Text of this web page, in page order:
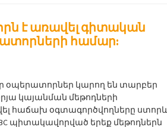
է առավել գիտական
համար:
օպերատորներ կարող են տարբեր
կայանման մեթոդների
հաճախ օգտագործվողները ստորև
պիտակավորված երեք մեթոդներն